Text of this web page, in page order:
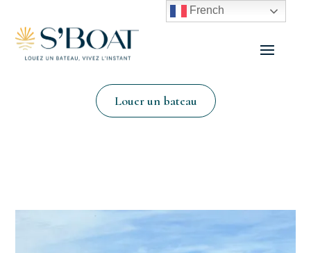
Louer un bateau
French